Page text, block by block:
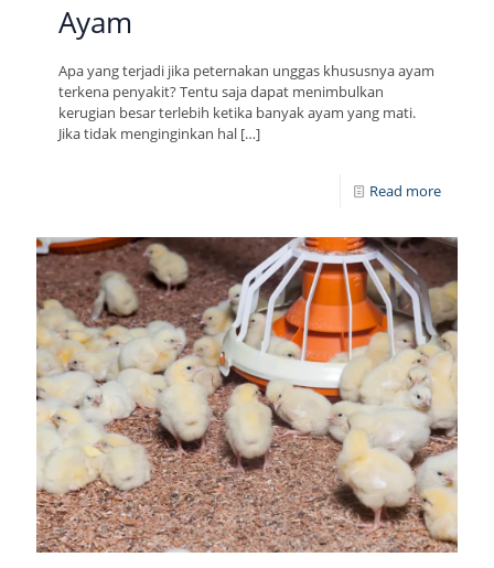
Ayam
Apa yang terjadi jika peternakan unggas khususnya ayam
terkena penyakit? Tentu saja dapat menimbulkan
kerugian besar terlebih ketika banyak ayam yang mati.
Jika tidak menginginkan hal […]
Read more